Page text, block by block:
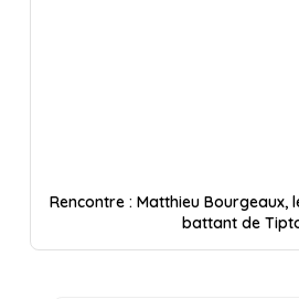
Rencontre : Matthieu
battant de